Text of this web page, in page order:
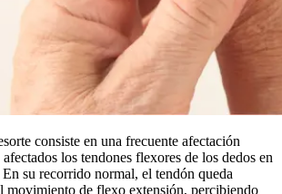
consiste en una frecuente afectación
los tendones flexores de los dedos en
su recorrido normal, el tendón queda
movimiento de flexo extensión, percibiendo